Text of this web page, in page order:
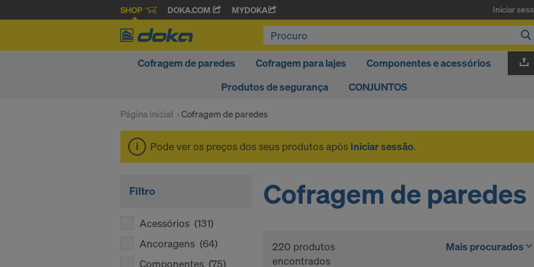
SHOP DOKA.COM MYDOKA Iniciar
Cofragem de paredes Cofragem para lajes
Componentes e acessórios
Produtos de segurança
CONJUNTOS
Página inicial Cofragem de paredes
Pode ver os preços dos seus produtos após Iniciar sessão.
Filtro
Acessórios (131)
Ancoragens (64)
Componentes (75)
Cofragem de paredes
220 produtos
encontrados
Mais procurados